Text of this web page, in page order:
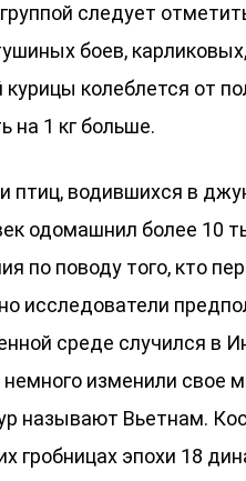
следует
боев, карликовых,
колеблется от
на 1 кг больше.
птиц, водившихся в
одомашнил более 10
по поводу того, кто
исследователи
среде случился в
изменили свое
называют Вьетнам.
гробницах эпохи 18